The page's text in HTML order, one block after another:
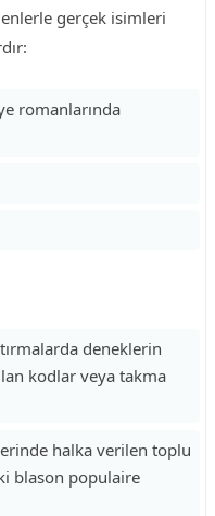
gerçek isimleri
romanlarında
deneklerin
kodlar veya takma
halka verilen toplu
blason populaire